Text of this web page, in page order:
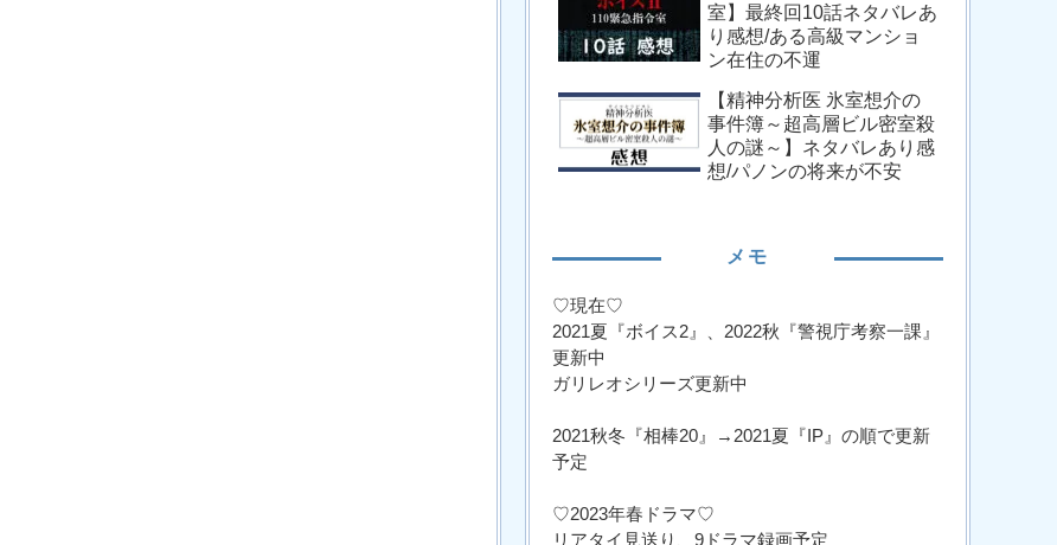
室】最終回10話ネタバレあ
り感想/ある高級マンショ
ン在住の不運
【精神分析医 氷室想介の
事件簿～超高層ビル密室殺
人の謎～】ネタバレあり感
想/パノンの将来が不安
メモ
♡現在♡
2021夏『ボイス2』、2022秋『警視庁考察一課』
更新中
ガリレオシリーズ更新中
2021秋冬『相棒20』→2021夏『IP』の順で更新
予定
♡2023年春ドラマ♡
リアタイ見送り、9ドラマ録画予定